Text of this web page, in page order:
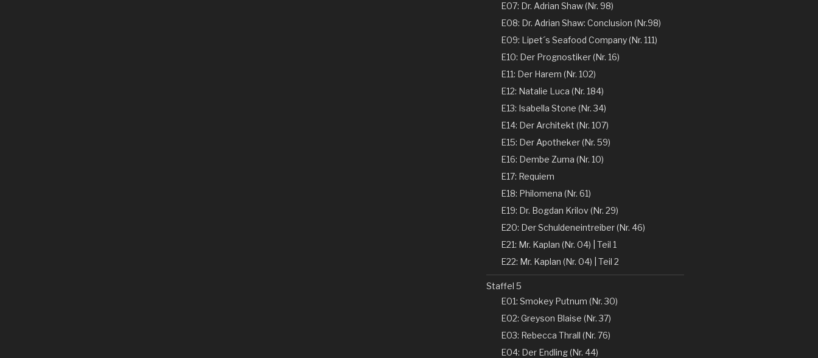
E07: Dr. Adrian Shaw (Nr. 98)
E08: Dr. Adrian Shaw: Conclusion (Nr.98)
E09: Lipet´s Seafood Company (Nr. 111)
E10: Der Prognostiker (Nr. 16)
E11: Der Harem (Nr. 102)
E12: Natalie Luca (Nr. 184)
E13: Isabella Stone (Nr. 34)
E14: Der Architekt (Nr. 107)
E15: Der Apotheker (Nr. 59)
E16: Dembe Zuma (Nr. 10)
E17: Requiem
E18: Philomena (Nr. 61)
E19: Dr. Bogdan Krilov (Nr. 29)
E20: Der Schuldeneintreiber (Nr. 46)
E21: Mr. Kaplan (Nr. 04) | Teil 1
E22: Mr. Kaplan (Nr. 04) | Teil 2
Staffel 5
E01: Smokey Putnum (Nr. 30)
E02: Greyson Blaise (Nr. 37)
E03: Rebecca Thrall (Nr. 76)
E04: Der Endling (Nr. 44)